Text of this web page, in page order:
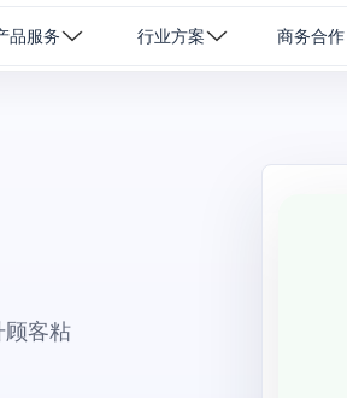
品服务 行业方案 商务合作
顾客粘